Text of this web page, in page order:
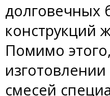
долговечных
конструкций
Помимо
смесей